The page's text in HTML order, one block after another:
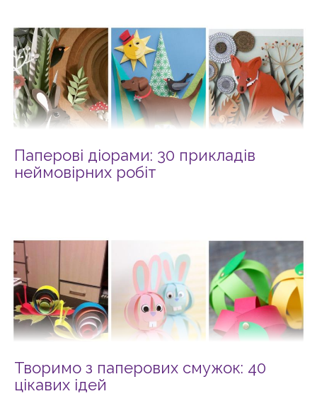
Паперові діорами: 30 прикладів
неймовірних робіт
Творимо з паперових смужок: 40
цікавих ідей